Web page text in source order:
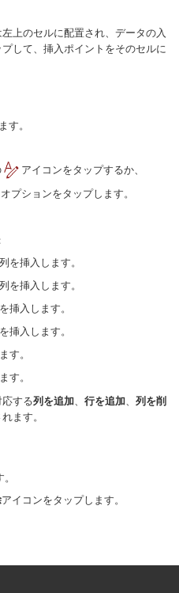
上のセルに配置され、データの入
して、挿入ポイントをそのセルに
。
アイコンをタップするか、
オプションをタップします。
を挿入します。
を挿入します。
挿入します。
挿入します。
す。
す。
する列を追加、 行を追加、 列を削
ます。
アイコンをタップします。